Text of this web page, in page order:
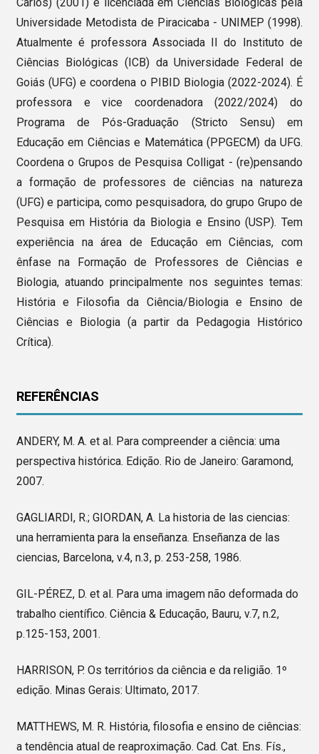
Universidade Metodista de Piracicaba - UNIMEP (1998).
Atualmente é professora Associada II do Instituto de
Ciências Biológicas (ICB) da Universidade Federal de
Goiás (UFG) e coordena o PIBID Biologia (2022-2024). É
professora e vice coordenadora (2022/2024) do
Programa de Pós-Graduação (Stricto Sensu) em
Educação em Ciências e Matemática (PPGECM) da UFG.
Coordena o Grupos de Pesquisa Colligat - (re)pensando
a formação de professores de ciências na natureza
(UFG) e participa, como pesquisadora, do grupo Grupo de
Pesquisa em História da Biologia e Ensino (USP). Tem
experiência na área de Educação em Ciências, com
ênfase na Formação de Professores de Ciências e
Biologia, atuando principalmente nos seguintes temas:
História e Filosofia da Ciência/Biologia e Ensino de
Ciências e Biologia (a partir da Pedagogia Histórico
Crítica).
REFERÊNCIAS
ANDERY, M. A. et al. Para compreender a ciência: uma
perspectiva histórica. Edição. Rio de Janeiro: Garamond,
2007.
GAGLIARDI, R.; GIORDAN, A. La historia de las ciencias:
una herramienta para la enseñanza. Enseñanza de las
ciencias, Barcelona, v.4, n.3, p. 253-258, 1986.
GIL-PÉREZ, D. et al. Para uma imagem não deformada do
trabalho científico. Ciência & Educação, Bauru, v.7, n.2,
p.125-153, 2001.
HARRISON, P. Os territórios da ciência e da religião. 1º
edição. Minas Gerais: Ultimato, 2017.
MATTHEWS, M. R. História, filosofia e ensino de ciências:
a tendência atual de reaproximação. Cad. Cat. Ens. Fís.,